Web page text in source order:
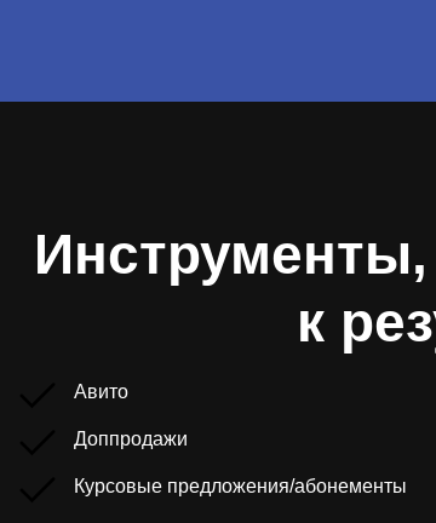
к
Авито
Доппродажи
Курсовые предложения/абонементы